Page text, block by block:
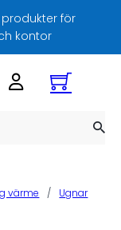
för
kontor
värme /
Ugnar